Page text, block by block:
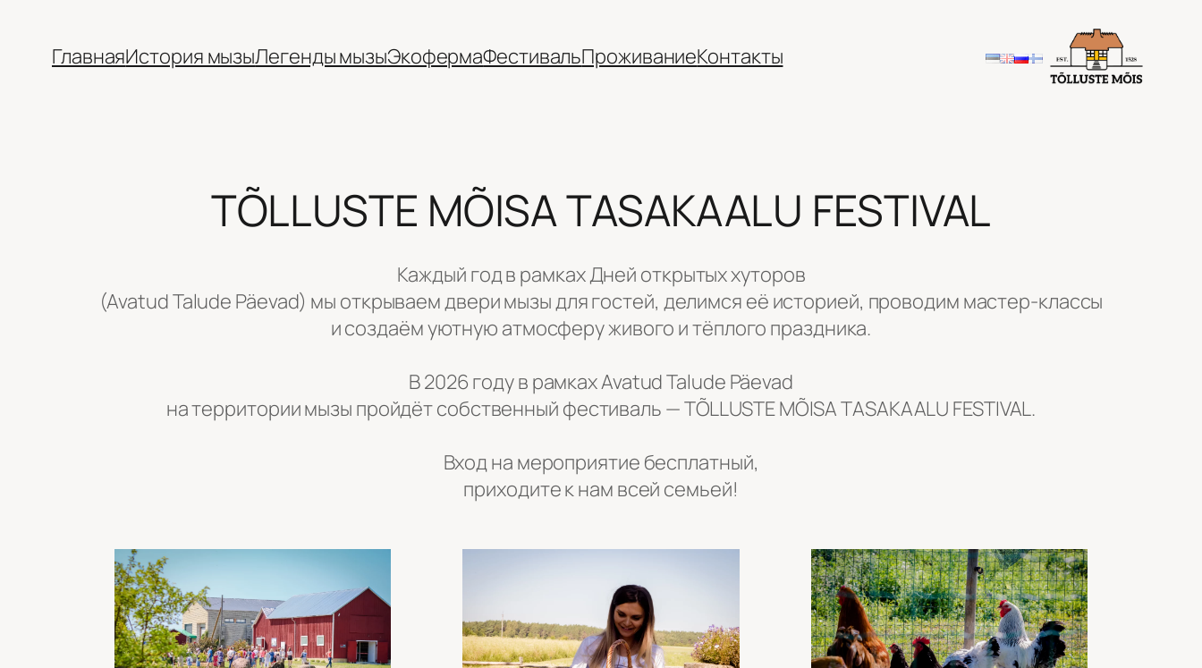
содержимому
ГлавнаяИстория мызыЛегенды мызыЭкофермаФестивальПроживаниеКонтакты
TÕLLUSTE MÕISA TASAKAALU FESTIVAL
Каждый год в рамках Дней открытых хуторов
(Avatud Talude Päevad) мы открываем двери мызы для гостей, делимся её историей, проводим мастер-классы
и создаём уютную атмосферу живого и тёплого праздника.
В 2026 году в рамках Avatud Talude Päevad
на территории мызы пройдёт собственный фестиваль — TÕLLUSTE MÕISA TASAKAALU FESTIVAL.
Вход на мероприятие бесплатный,
приходите к нам всей семьей!